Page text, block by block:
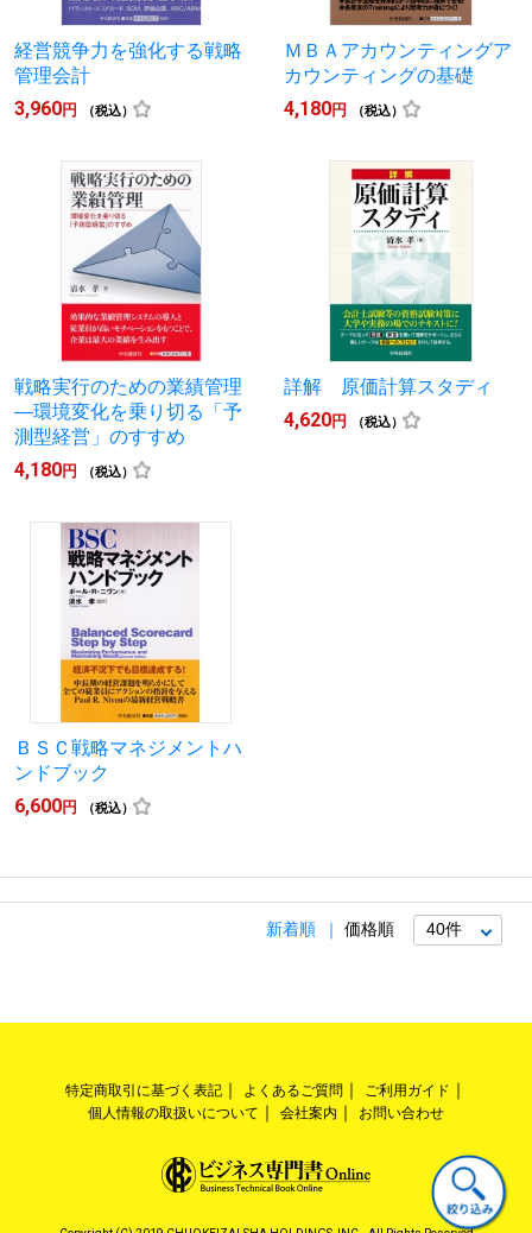
経営競争力を強化する戦略
管理会計
3,960円 （税込）
ＭＢＡアカウンティングア
カウンティングの基礎
4,180円 （税込）
戦略実行のための業績管理
―環境変化を乗り切る「予
測型経営」のすすめ
4,180円 （税込）
詳解 原価計算スタディ
4,620円 （税込）
ＢＳＣ戦略マネジメントハ
ンドブック
6,600円 （税込）
新着順 価格順
特定商取引に基づく表記 よくあるご質問
ご利用ガイド
個人情報の取扱いについて
会社案内 お問い合わせ